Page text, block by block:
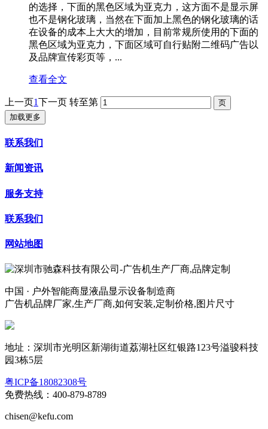
的选择，下面的黑色区域为亚克力，这方面不是显示屏
也不是钢化玻璃，当然在下面加上黑色的钢化玻璃的话
在设备的成本上大大的增加，目前常规所使用的下面的
黑色区域为亚克力，下面区域可自行贴附二维码广告以
及品牌宣传彩页等，...
查看全文
上一页1下一页 转至第
加载更多
联系我们
新闻资讯
服务支持
联系我们
网站地图
中国 · 户外智能商显液晶显示设备制造商
广告机品牌厂家,生产厂商,如何安装,定制价格,图片尺寸
地址：深圳市光明区新湖街道荔湖社区红银路123号溢骏科技
园3栋5层
粤ICP备18082308号
免费热线：400-879-8789
chisen@kefu.com